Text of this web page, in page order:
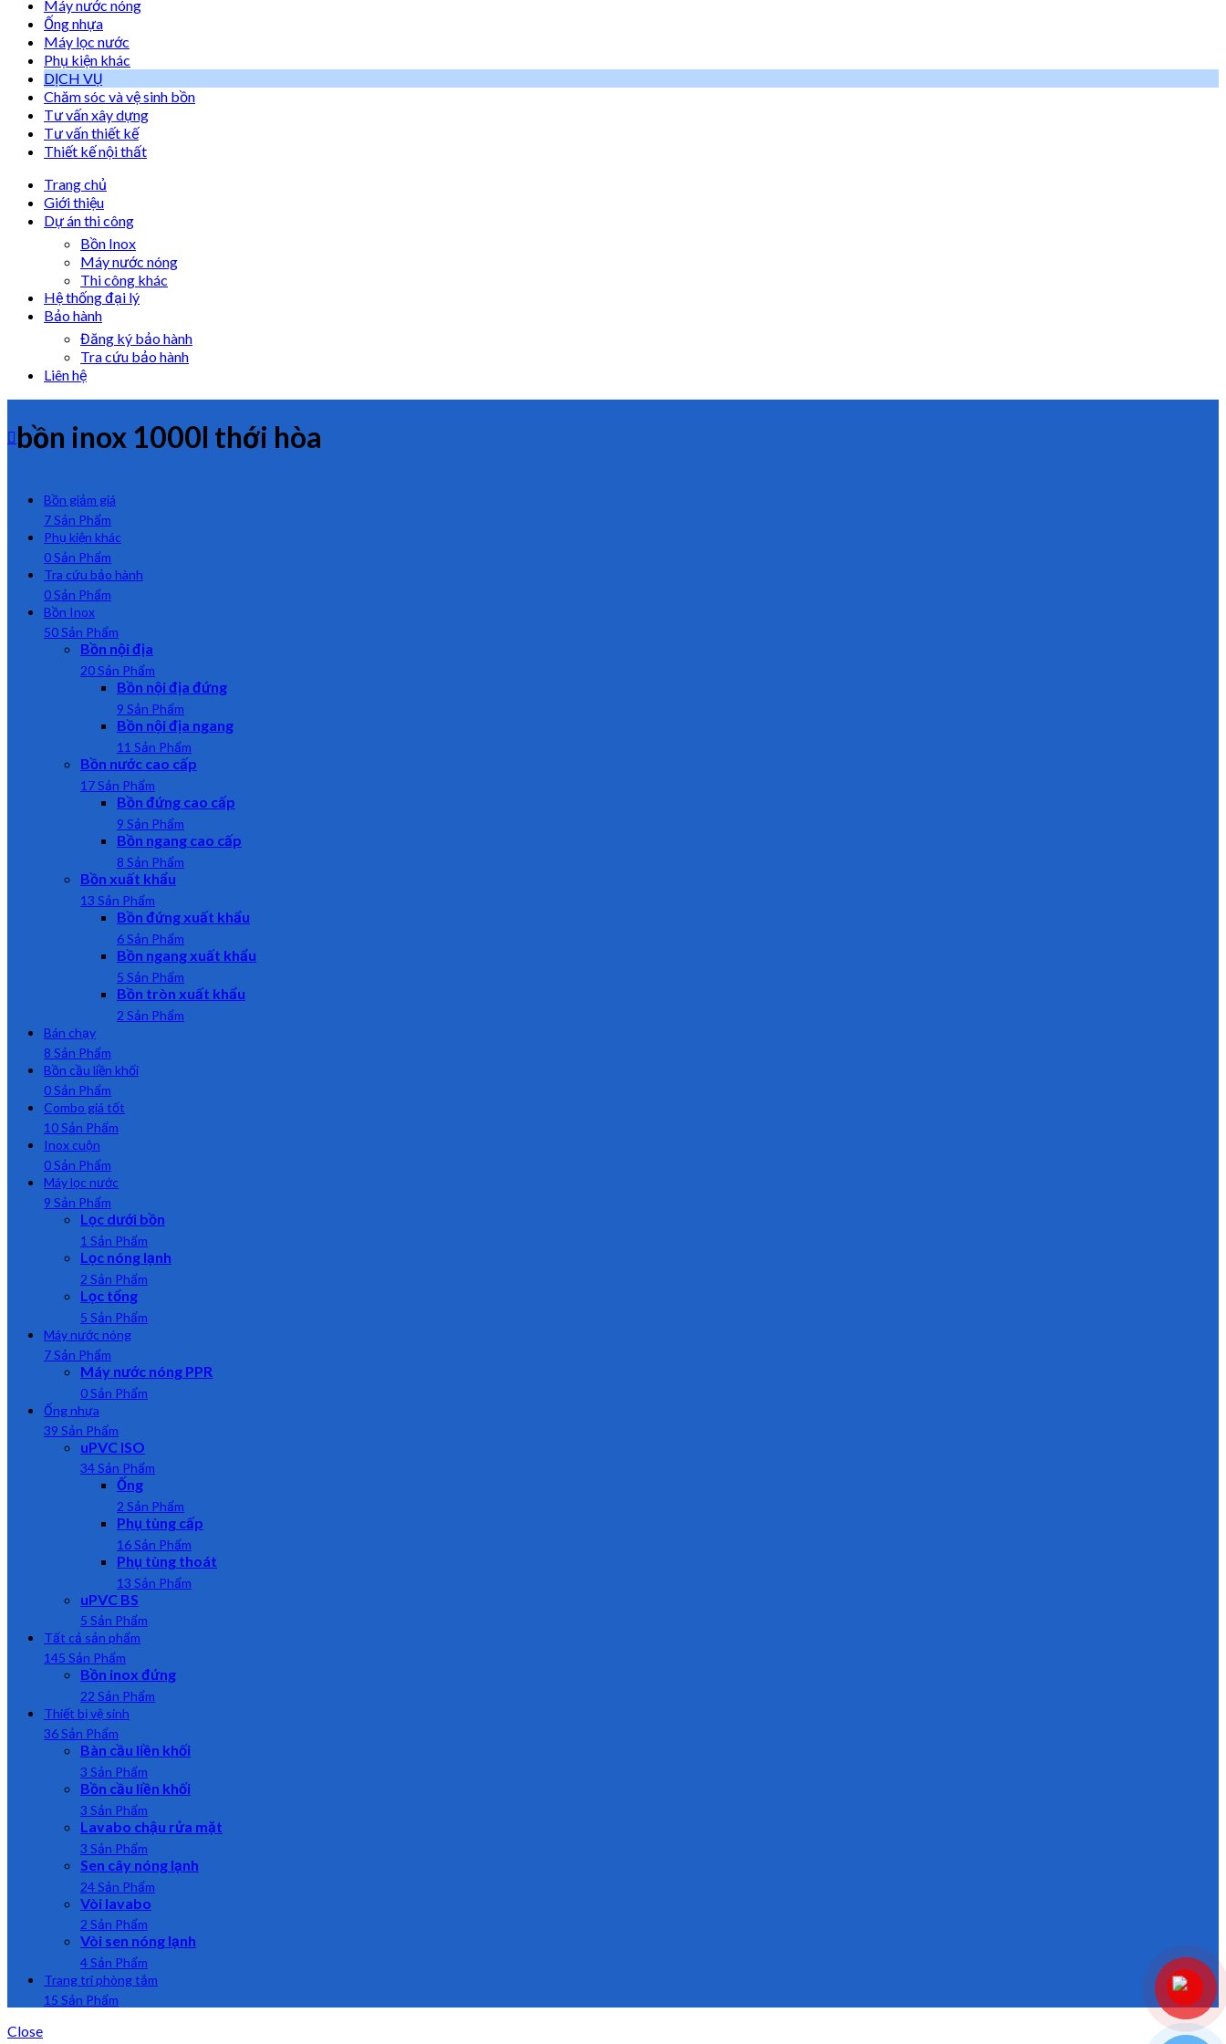
Máy nước nóng
Ống nhựa
Máy lọc nước
Phụ kiện khác
DỊCH VỤ
Chăm sóc và vệ sinh bồn
Tư vấn xây dựng
Tư vấn thiết kế
Thiết kế nội thất
Trang chủ
Giới thiệu
Dự án thi công
Bồn Inox
Máy nước nóng
Thi công khác
Hệ thống đại lý
Bảo hành
Đăng ký bảo hành
Tra cứu bảo hành
Liên hệ
bồn inox 1000l thới hòa
Bồn giảm giá
7 Sản Phẩm
Phụ kiện khác
0 Sản Phẩm
Tra cứu bảo hành
0 Sản Phẩm
Bồn Inox
50 Sản Phẩm
Bồn nội địa
20 Sản Phẩm
Bồn nội địa đứng
9 Sản Phẩm
Bồn nội địa ngang
11 Sản Phẩm
Bồn nước cao cấp
17 Sản Phẩm
Bồn đứng cao cấp
9 Sản Phẩm
Bồn ngang cao cấp
8 Sản Phẩm
Bồn xuất khẩu
13 Sản Phẩm
Bồn đứng xuất khẩu
6 Sản Phẩm
Bồn ngang xuất khẩu
5 Sản Phẩm
Bồn tròn xuất khẩu
2 Sản Phẩm
Bán chạy
8 Sản Phẩm
Bồn cầu liền khối
0 Sản Phẩm
Combo giá tốt
10 Sản Phẩm
Inox cuộn
0 Sản Phẩm
Máy lọc nước
9 Sản Phẩm
Lọc dưới bồn
1 Sản Phẩm
Lọc nóng lạnh
2 Sản Phẩm
Lọc tổng
5 Sản Phẩm
Máy nước nóng
7 Sản Phẩm
Máy nước nóng PPR
0 Sản Phẩm
Ống nhựa
39 Sản Phẩm
uPVC ISO
34 Sản Phẩm
Ống
2 Sản Phẩm
Phụ tùng cấp
16 Sản Phẩm
Phụ tùng thoát
13 Sản Phẩm
uPVC BS
5 Sản Phẩm
Tất cả sản phẩm
145 Sản Phẩm
Bồn inox đứng
22 Sản Phẩm
Thiết bị vệ sinh
36 Sản Phẩm
Bàn cầu liền khối
3 Sản Phẩm
Bồn cầu liền khối
3 Sản Phẩm
Lavabo chậu rửa mặt
3 Sản Phẩm
Sen cây nóng lạnh
24 Sản Phẩm
Vòi lavabo
2 Sản Phẩm
Vòi sen nóng lạnh
4 Sản Phẩm
Trang trí phòng tắm
15 Sản Phẩm
Close